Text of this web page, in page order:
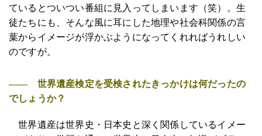
ているとついつい番組に見入ってしまいます（笑）。生
徒たちにも、そんな風に耳にした地理や社会科関係の言
葉からイメージが浮かぶようになってくれればうれしい
のですが。
―― 世界遺産検定を受検されたきっかけは何だったの
でしょうか？
世界遺産は世界史・日本史と深く関係しているイメー